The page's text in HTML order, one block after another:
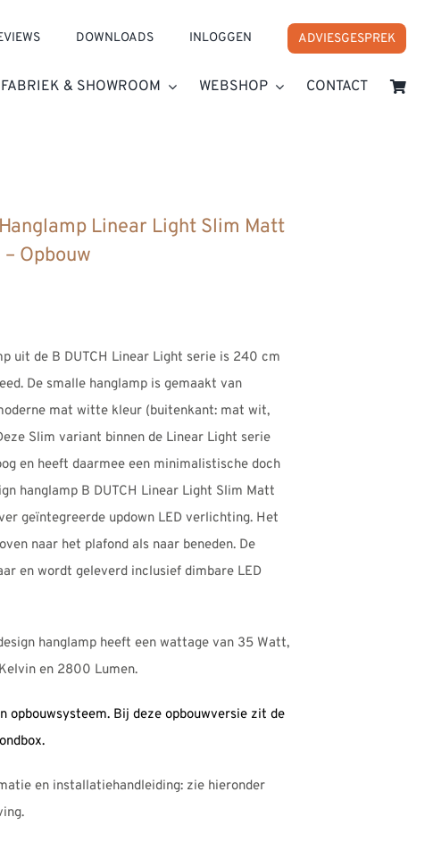
DOWNLOADS INLOGGEN ADVIESGESPREK
FABRIEK & SHOWROOM WEBSHOP CONTACT
Linear Light Slim Matt
Opbouw
uit de B DUTCH Linear Light serie is 240 cm
De smalle hanglamp is gemaakt van
mat witte kleur (buitenkant: mat wit,
Slim variant binnen de Linear Light serie
en heeft daarmee een minimalistische doch
hanglamp B DUTCH Linear Light Slim Matt
geïntegreerde updown LED verlichting. Het
naar het plafond als naar beneden. De
en wordt geleverd inclusief dimbare LED
hanglamp heeft een wattage van 35 Watt,
en 2800 Lumen.
opbouwsysteem. Bij deze opbouwversie zit de
en installatiehandleiding: zie hieronder